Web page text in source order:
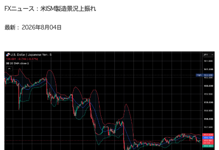
FXニュース：米ISM製造景況上振れ
最新： 2026年8月04日